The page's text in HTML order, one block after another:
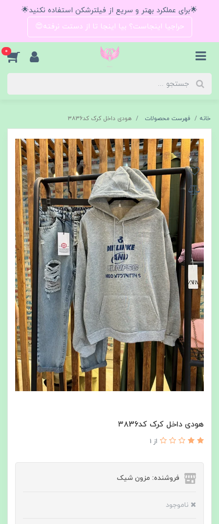
🌟برای عملکرد بهتر و سریع از فیلترشکن استفاده نکنید🌟
حراجیا اینجاست؟ بیا اینجا تا از دستت نرفته😍
0
خانه فهرست محصولات هودی داخل کرک کد۳۸36
هودی داخل کرک کد۳۸36
از 1
فروشنده: مزون شیک
ناموجود